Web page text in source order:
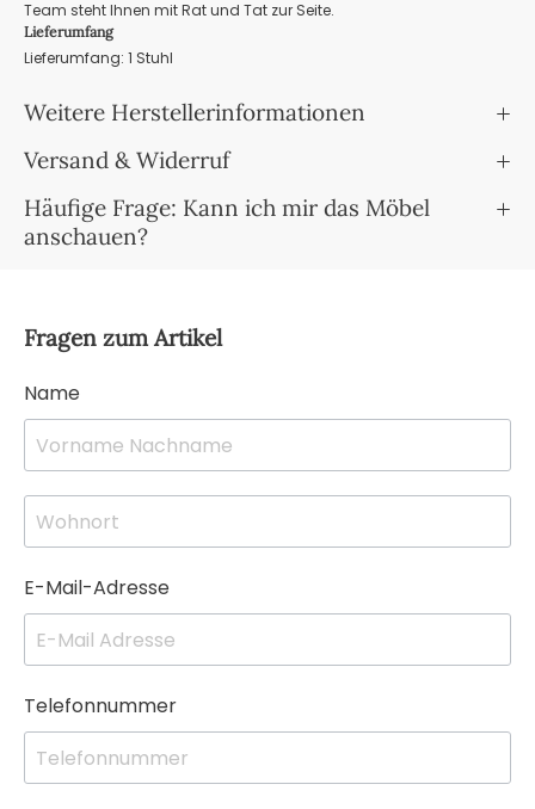
Team steht Ihnen mit Rat und Tat zur Seite.
Lieferumfang
Lieferumfang: 1 Stuhl
Weitere Herstellerinformationen
Versand & Widerruf
Häufige Frage: Kann ich mir das Möbel
anschauen?
Fragen zum Artikel
Name
E-Mail-Adresse
Telefonnummer